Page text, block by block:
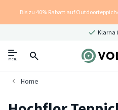
Bis zu 40% Rabatt auf
Klarna
menu
Home